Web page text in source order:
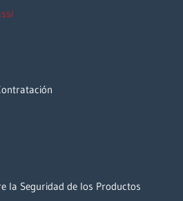
la Seguridad de los Productos